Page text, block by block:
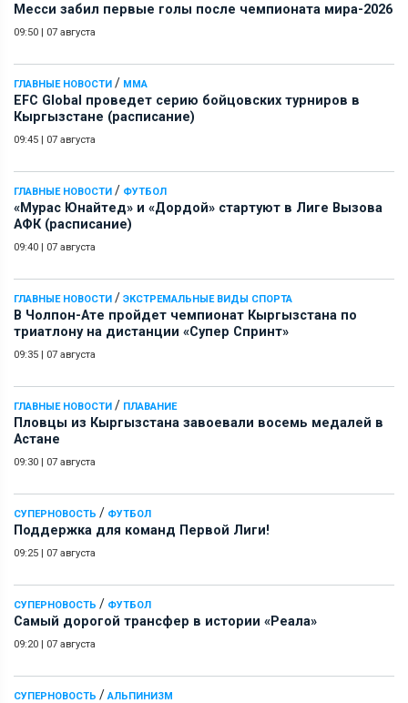
Месси забил первые голы после чемпионата мира-2026
09:50 | 07 августа
ГЛАВНЫЕ НОВОСТИ / ММА
EFC Global проведет серию бойцовских турниров в
Кыргызстане (расписание)
09:45 | 07 августа
ГЛАВНЫЕ НОВОСТИ / ФУТБОЛ
«Мурас Юнайтед» и «Дордой» стартуют в Лиге Вызова
АФК (расписание)
09:40 | 07 августа
ГЛАВНЫЕ НОВОСТИ / ЭКСТРЕМАЛЬНЫЕ ВИДЫ СПОРТА
В Чолпон-Ате пройдет чемпионат Кыргызстана по
триатлону на дистанции «Супер Спринт»
09:35 | 07 августа
ГЛАВНЫЕ НОВОСТИ / ПЛАВАНИЕ
Пловцы из Кыргызстана завоевали восемь медалей в
Астане
09:30 | 07 августа
СУПЕРНОВОСТЬ / ФУТБОЛ
Поддержка для команд Первой Лиги!
09:25 | 07 августа
СУПЕРНОВОСТЬ / ФУТБОЛ
Самый дорогой трансфер в истории «Реала»
09:20 | 07 августа
СУПЕРНОВОСТЬ / АЛЬПИНИЗМ